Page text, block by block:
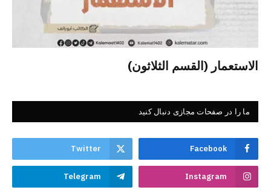
الاستعمار (القسم الثلاثون)
ما را در صفحات مجازی دنبال کنید
Facebook
Twitter
Instagram
Telegram